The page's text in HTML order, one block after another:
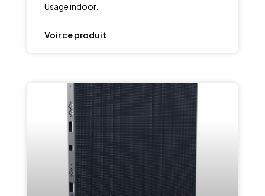
Usage indoor.
Voir ce produit